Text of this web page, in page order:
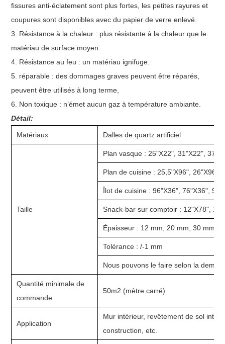
fissures anti-éclatement sont plus fortes, les petites rayures et
coupures sont disponibles avec du papier de verre enlevé.
3. Résistance à la chaleur : plus résistante à la chaleur que le
matériau de surface moyen.
4. Résistance au feu : un matériau ignifuge.
5. réparable : des dommages graves peuvent être réparés,
peuvent être utilisés à long terme,
6. Non toxique : n’émet aucun gaz à température ambiante.
Détail:
Matériaux Dalles de quartz artificiel
Taille
Plan vasque : 25"X22", 31"X22",
Plan de cuisine : 25,5"X96",
Îlot de cuisine : 96"X36", 76"X36",
Snack-bar sur comptoir : 12"X78",
Épaisseur : 12 mm, 20 mm, 30 mm,
Tolérance : /-1 mm
Nous pouvons le faire selon la
Quantité minimale de
commande
50m2 (mètre carré)
Application
Mur intérieur, revêtement de sol
construction, etc.